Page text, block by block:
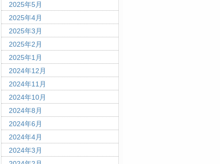
2025年5月
2025年4月
2025年3月
2025年2月
2025年1月
2024年12月
2024年11月
2024年10月
2024年8月
2024年6月
2024年4月
2024年3月